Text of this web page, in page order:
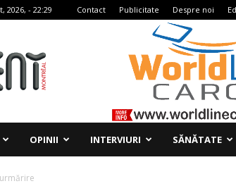
2026, - 22:29 Contact Publicitate Despre noi
OPINII INTERVIURI SĂNĂTATE